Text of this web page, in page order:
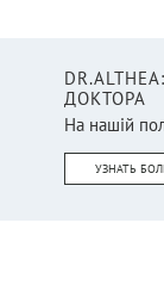
ДОКТОРА
На нашій
УЗНАТЬ